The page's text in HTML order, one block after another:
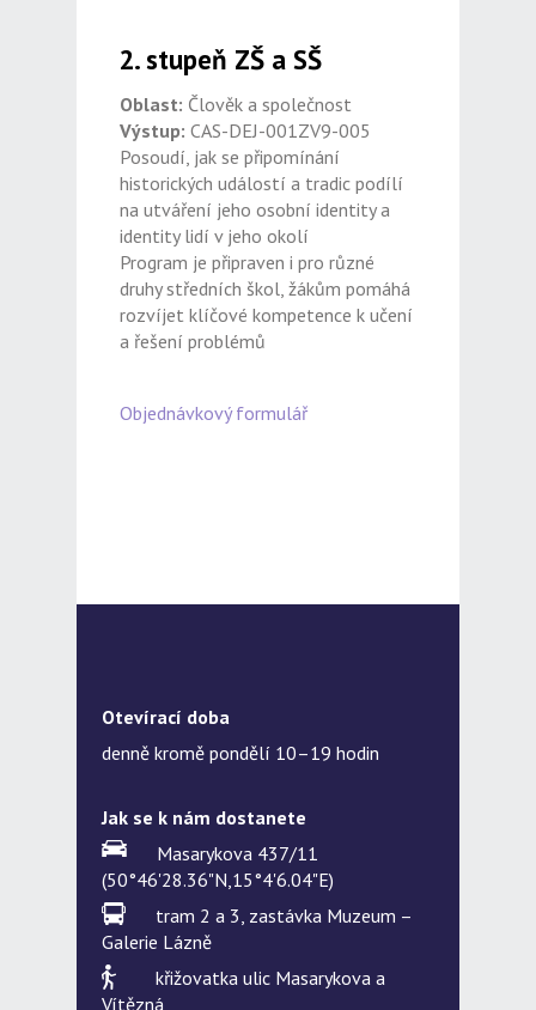
2. stupeň ZŠ a SŠ
Oblast: Člověk a společnost
Výstup: CAS-DEJ-001ZV9-005
Posoudí, jak se připomínání
historických událostí a tradic podílí
na utváření jeho osobní identity a
identity lidí v jeho okolí
Program je připraven i pro různé
druhy středních škol, žákům pomáhá
rozvíjet klíčové kompetence k učení
a řešení problémů
Objednávkový formulář
Otevírací doba
denně kromě pondělí 10–19 hodin
Jak se k nám dostanete
Masarykova 437/11
(50°46'28.36"N,15°4'6.04"E)
tram 2 a 3, zastávka Muzeum –
Galerie Lázně
křižovatka ulic Masarykova a
Vítězná